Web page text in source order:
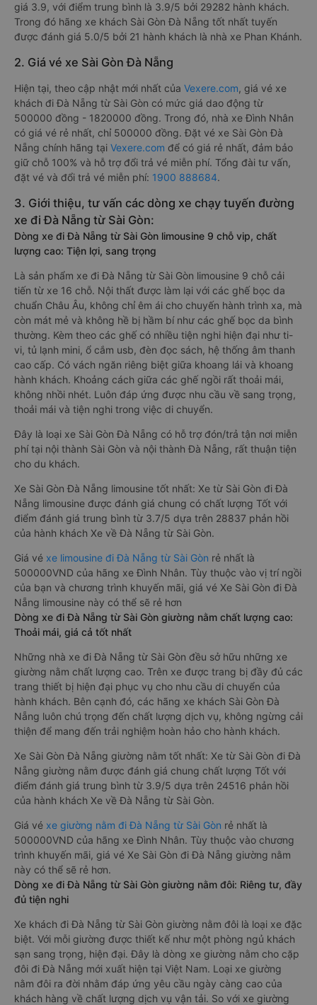
giá 3.9, với điểm trung bình là 3.9/5 bởi 29282 hành khách.
Trong đó hãng xe khách Sài Gòn Đà Nẵng tốt nhất tuyến
được đánh giá 5.0/5 bởi 21 hành khách là nhà xe Phan Khánh.
2. Giá vé xe Sài Gòn Đà Nẵng
Hiện tại, theo cập nhật mới nhất của Vexere.com, giá vé xe
khách đi Đà Nẵng từ Sài Gòn có mức giá dao động từ
500000 đồng - 1820000 đồng. Trong đó, nhà xe Đình Nhân
có giá vé rẻ nhất, chỉ 500000 đồng. Đặt vé xe Sài Gòn Đà
Nẵng chính hãng tại Vexere.com để có giá rẻ nhất, đảm bảo
giữ chỗ 100% và hỗ trợ đổi trả vé miễn phí. Tổng đài tư vấn,
đặt vé và đổi trả vé miễn phí: 1900 888684.
3. Giới thiệu, tư vấn các dòng xe chạy tuyến đường
xe đi Đà Nẵng từ Sài Gòn:
Dòng xe đi Đà Nẵng từ Sài Gòn limousine 9 chỗ vip, chất
lượng cao: Tiện lợi, sang trọng
Là sản phẩm xe đi Đà Nẵng từ Sài Gòn limousine 9 chỗ cải
tiến từ xe 16 chỗ. Nội thất được làm lại với các ghế bọc da
chuẩn Châu Âu, không chỉ êm ái cho chuyến hành trình xa, mà
còn mát mẻ và không hề bị hầm bí như các ghế bọc da bình
thường. Kèm theo các ghế có nhiều tiện nghi hiện đại như ti-
vi, tủ lạnh mini, ổ cắm usb, đèn đọc sách, hệ thống âm thanh
cao cấp. Có vách ngăn riêng biệt giữa khoang lái và khoang
hành khách. Khoảng cách giữa các ghế ngồi rất thoải mái,
không nhồi nhét. Luôn đáp ứng được nhu cầu về sang trọng,
thoải mái và tiện nghi trong việc di chuyển.
Đây là loại xe Sài Gòn Đà Nẵng có hỗ trợ đón/trả tận nơi miễn
phí tại nội thành Sài Gòn và nội thành Đà Nẵng, rất thuận tiện
cho du khách.
Xe Sài Gòn Đà Nẵng limousine tốt nhất: Xe từ Sài Gòn đi Đà
Nẵng limousine được đánh giá chung có chất lượng Tốt với
điểm đánh giá trung bình từ 3.7/5 dựa trên 28837 phản hồi
của hành khách Xe về Đà Nẵng từ Sài Gòn.
Giá vé xe limousine đi Đà Nẵng từ Sài Gòn rẻ nhất là
500000VND của hãng xe Đình Nhân. Tùy thuộc vào vị trí ngồi
của bạn và chương trình khuyến mãi, giá vé Xe Sài Gòn đi Đà
Nẵng limousine này có thể sẽ rẻ hơn
Dòng xe đi Đà Nẵng từ Sài Gòn giường nằm chất lượng cao:
Thoải mái, giá cả tốt nhất
Những nhà xe đi Đà Nẵng từ Sài Gòn đều sở hữu những xe
giường nằm chất lượng cao. Trên xe được trang bị đầy đủ các
trang thiết bị hiện đại phục vụ cho nhu cầu di chuyển của
hành khách. Bên cạnh đó, các hãng xe khách Sài Gòn Đà
Nẵng luôn chú trọng đến chất lượng dịch vụ, không ngừng cải
thiện để mang đến trải nghiệm hoàn hảo cho hành khách.
Xe Sài Gòn Đà Nẵng giường nằm tốt nhất: Xe từ Sài Gòn đi Đà
Nẵng giường nằm được đánh giá chung chất lượng Tốt với
điểm đánh giá trung bình từ 3.9/5 dựa trên 24516 phản hồi
của hành khách Xe về Đà Nẵng từ Sài Gòn.
Giá vé xe giường nằm đi Đà Nẵng từ Sài Gòn rẻ nhất là
500000VND của hãng xe Đình Nhân. Tùy thuộc vào chương
trình khuyến mãi, giá vé Xe Sài Gòn đi Đà Nẵng giường nằm
này có thể sẽ rẻ hơn.
Dòng xe đi Đà Nẵng từ Sài Gòn giường nằm đôi: Riêng tư, đầy
đủ tiện nghi
Xe khách đi Đà Nẵng từ Sài Gòn giường nằm đôi là loại xe đặc
biệt. Với mỗi giường được thiết kế như một phòng ngủ khách
sạn sang trọng, hiện đại. Đây là dòng xe giường nằm cho cặp
đôi đi Đà Nẵng mới xuất hiện tại Việt Nam. Loại xe giường
nằm đôi ra đời nhằm đáp ứng yêu cầu ngày càng cao của
khách hàng về chất lượng dịch vụ vận tải. So với xe giường